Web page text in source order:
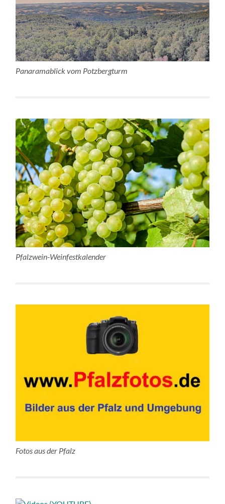
Panaramablick vom Potzbergturm
Pfalzwein-Weinfestkalender
Fotos aus der Pfalz